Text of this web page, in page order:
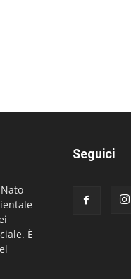
È
Seguici